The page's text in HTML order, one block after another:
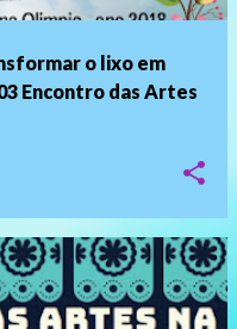
o lixo em
Encontro das Artes